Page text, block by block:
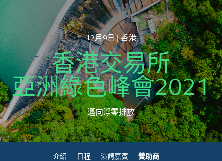
12月9日 | 香港
香港交易所
亞洲綠色峰會2021
邁向淨零排放
介紹 日程 演講嘉賓 贊助商